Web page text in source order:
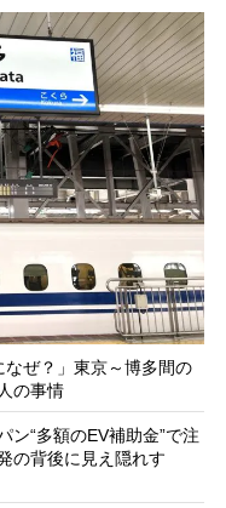
なぜ？」東京～博多間の
の事情
ン“多額のEV補助金”で注
の背後に見え隠れす